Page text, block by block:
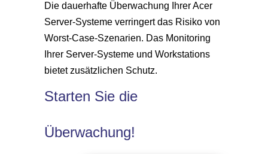
Die dauerhafte Überwachung Ihrer Acer
Server-Systeme verringert das Risiko von
Worst-Case-Szenarien. Das Monitoring
Ihrer Server-Systeme und Workstations
bietet zusätzlichen Schutz.
Starten Sie die
Überwachung!